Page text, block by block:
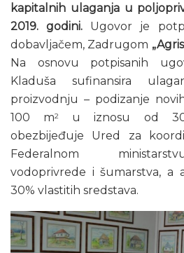
kapitalnih ulaganja u
2019. godini. Ugovor je
dobavljačem, Zadrugom
Na osnovu potpisanih
Kladuša sufinansira
proizvodnju – podizanje
100 m2
u iznosu od
obezbijeđuje Ured za
Federalnom
vodoprivrede i šumarstva, a
30% vlastitih sredstava.